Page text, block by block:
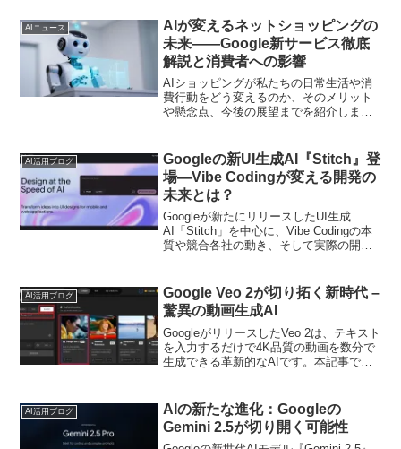
るChatGPT Plusと比較しながら、Gemini
Advancedの強みや特徴を明確にしていき
ます。
AIニュース
AIが変えるネットショッピングの
未来――Google新サービス徹底
解説と消費者への影響
AIショッピングが私たちの日常生活や消
費行動をどう変えるのか、そのメリット
や懸念点、今後の展望までを紹介しま
AI活用ブログ
Googleの新UI生成AI『Stitch』登
場―Vibe Codingが変える開発の
未来とは？
Googleが新たにリリースしたUI生成
AI「Stitch」を中心に、Vibe Codingの本
質や競合各社の動き、そして実際の開発
AI活用ブログ
Google Veo 2が切り拓く新時代 –
驚異の動画生成AI
GoogleがリリースしたVeo 2は、テキスト
を入力するだけで4K品質の動画を数分で
生成できる革新的なAIです。本記事では
きるのか、具体的な活用法とともに解説
します。
AI活用ブログ
AIの新たな進化：Googleの
Gemini 2.5が切り開く可能性